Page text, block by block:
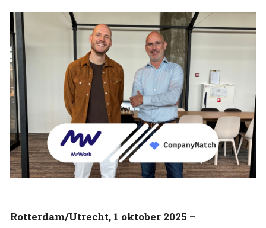
Rotterdam/Utrecht, 1 oktober 2025 –